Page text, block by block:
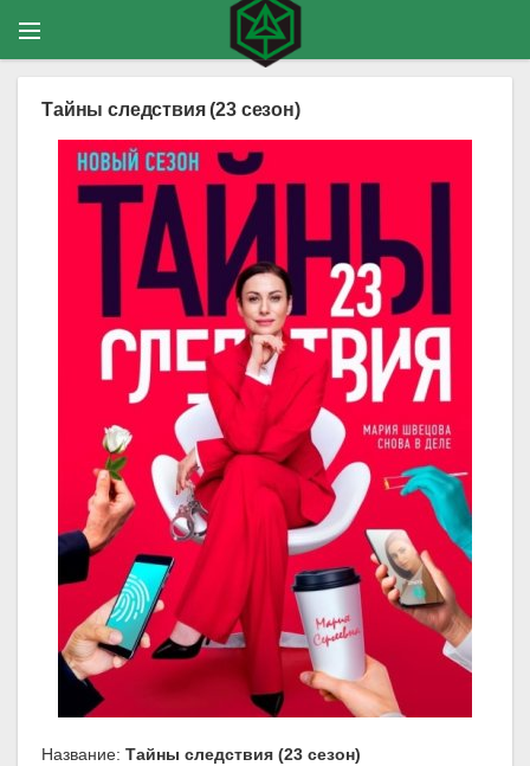
Тайны следствия (23 сезон)
Название: Тайны следствия (23 сезон)